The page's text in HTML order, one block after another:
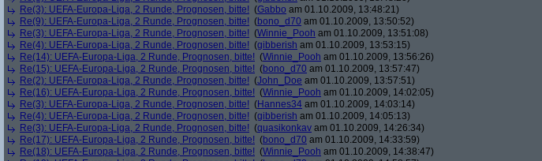
Re(3): UEFA-Europa-Liga, 2 Runde, Prognosen, bitte! (Gabbo am 01.10.2009, 13:48:21)
Re(9): UEFA-Europa-Liga, 2 Runde, Prognosen, bitte! (bono_d70 am 01.10.2009, 13:50:52)
Re(3): UEFA-Europa-Liga, 2 Runde, Prognosen, bitte! (Winnie_Pooh am 01.10.2009, 13:51:08)
Re(4): UEFA-Europa-Liga, 2 Runde, Prognosen, bitte! (gibberish am 01.10.2009, 13:53:15)
Re(14): UEFA-Europa-Liga, 2 Runde, Prognosen, bitte! (Winnie_Pooh am 01.10.2009, 13:56:26)
Re(15): UEFA-Europa-Liga, 2 Runde, Prognosen, bitte! (bono_d70 am 01.10.2009, 13:57:47)
Re(2): UEFA-Europa-Liga, 2 Runde, Prognosen, bitte! (John_Doe am 01.10.2009, 13:57:51)
Re(16): UEFA-Europa-Liga, 2 Runde, Prognosen, bitte! (Winnie_Pooh am 01.10.2009, 14:02:05)
Re(3): UEFA-Europa-Liga, 2 Runde, Prognosen, bitte! (Hannes34 am 01.10.2009, 14:03:14)
Re(4): UEFA-Europa-Liga, 2 Runde, Prognosen, bitte! (gibberish am 01.10.2009, 14:05:13)
Re(3): UEFA-Europa-Liga, 2 Runde, Prognosen, bitte! (quasikonkav am 01.10.2009, 14:26:34)
Re(17): UEFA-Europa-Liga, 2 Runde, Prognosen, bitte! (bono_d70 am 01.10.2009, 14:33:59)
Re(18): UEFA-Europa-Liga, 2 Runde, Prognosen, bitte! (Winnie_Pooh am 01.10.2009, 14:38:47)